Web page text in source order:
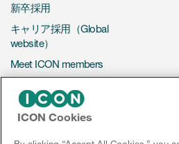
新卒採用
キャリア採用（Global
website）
Meet ICON members
CONTACT US
ICON Cookies